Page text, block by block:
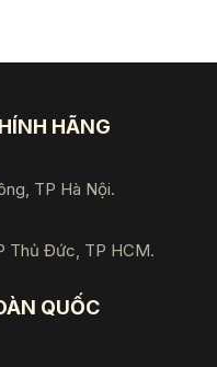
HÃNG
TP Hà Nội.
Thủ Đức, TP HCM.
QUỐC